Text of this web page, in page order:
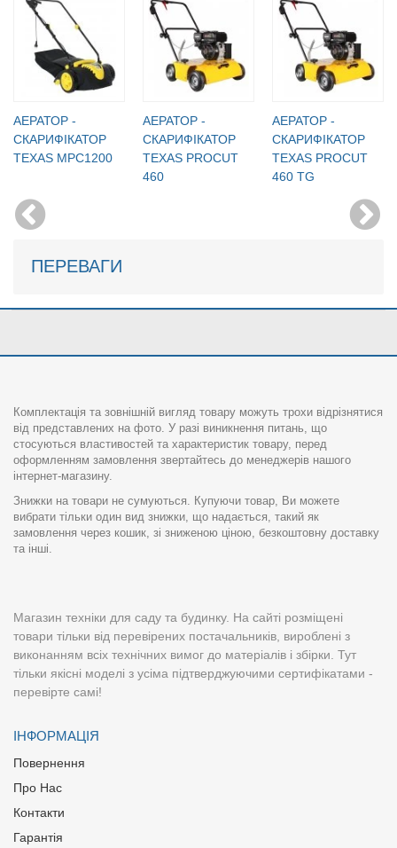
АЕРАТОР -
СКАРИФІКАТОР
TEXAS MPC1200
АЕРАТОР -
СКАРИФІКАТОР
TEXAS PROCUT
460
АЕРАТОР -
СКАРИФІКАТОР
TEXAS PROCUT
460 TG
ПЕРЕВАГИ
Комплектація та зовнішній вигляд товару можуть трохи відрізнятися
від представлених на фото. У разі виникнення питань, що
стосуються властивостей та характеристик товару, перед
оформленням замовлення звертайтесь до менеджерів нашого
інтернет-магазину.
Знижки на товари не сумуються. Купуючи товар, Ви можете
вибрати тільки один вид знижки, що надається, такий як
замовлення через кошик, зі зниженою ціною, безкоштовну доставку
та інші.
Магазин техніки для саду та будинку. На сайті розміщені
товари тільки від перевірених постачальників, вироблені з
виконанням всіх технічних вимог до матеріалів і збірки. Тут
тільки якісні моделі з усіма підтверджуючими сертифікатами -
перевірте самі!
ІНФОРМАЦІЯ
Повернення
Про Нас
Контакти
Гарантія